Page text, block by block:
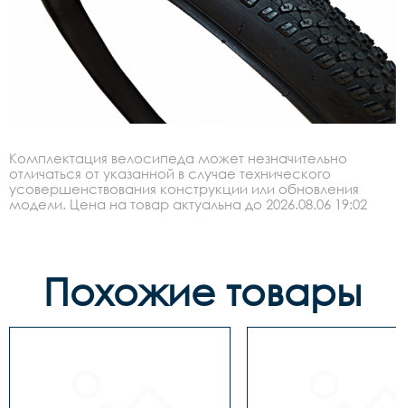
Комплектация велосипеда может незначительно
отличаться от указанной в случае технического
усовершенствования конструкции или обновления
модели. Цена на товар актуальна до 2026.08.06 19:02
Похожие товары